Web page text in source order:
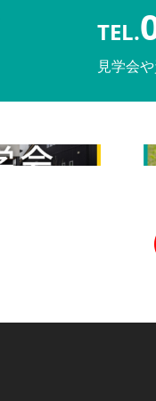
TEL.
見学会